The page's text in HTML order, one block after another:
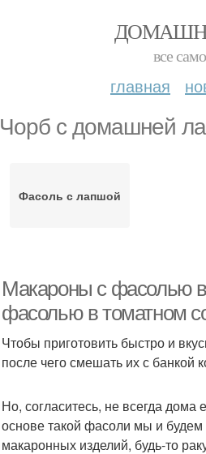
все
главная
Чорб с домашней
Фасоль с лапшой
Макароны с фасолью
фасолью в томатном
Чтобы приготовить быстро и
после чего смешать их с банкой
Но, согласитесь, не всегда
основе такой фасоли мы и будем
макаронных изделий, будь-то